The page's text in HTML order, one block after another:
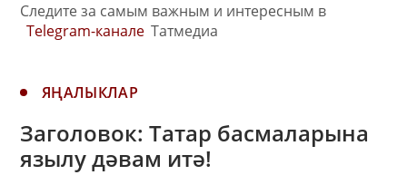
Следите за самым важным и интересным в
Telegram-канале Татмедиа
ЯҢАЛЫКЛАР
Заголовок: Татар басмаларына
язылу дәвам итә!